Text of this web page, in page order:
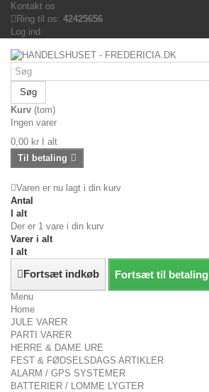
Kontakt os
Ring til os: 42425656
Log ind
Søg
Kurv (tom)
Ingen varer
0,00 kr
I alt
Til betaling
Varen er nu lagt i din kurv
Antal
I alt
Der er 1 vare i din kurv
Varer i alt
I alt
Fortsæt indkøb Fortsæt til betaling
Menu
Home
JULE VARER
PARTI VARER
HERRE & DAME URE
FEST & FØDSELSDAGS ARTIKLER
ALARM / GPS SYSTEMER
BATTERIER / LOMME LYGTER